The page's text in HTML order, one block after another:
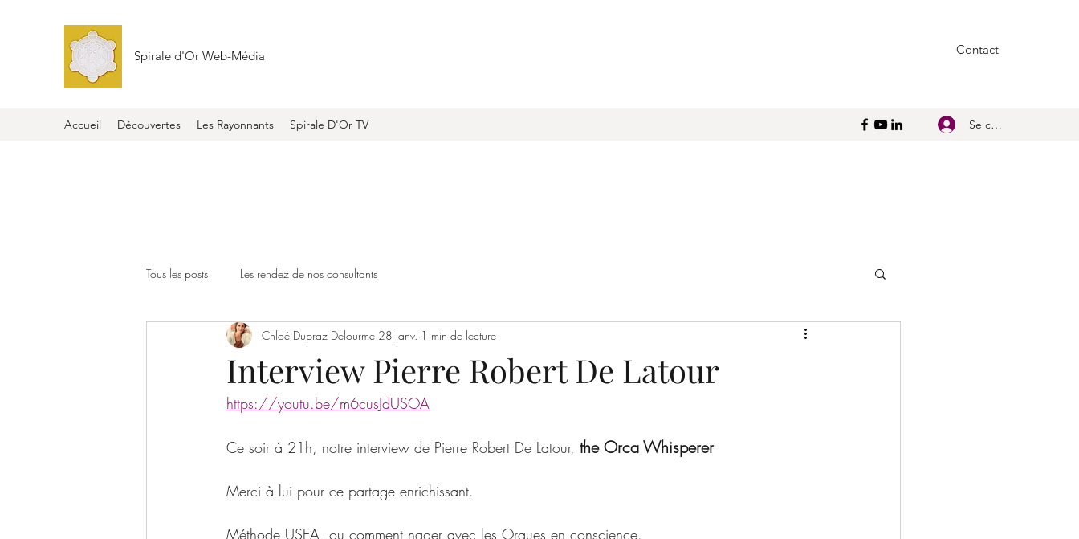
Spirale d'Or Web-Média Contact
Accueil Découvertes Les Rayonnants Spirale D'Or TV Se connecter
Tous les posts Les rendez de nos consultants
Interview Pierre Robert De Latour
Chloé Dupraz Delourme 28 janv. 1 min de lecture
https://youtu.be/m6cusJdUSOA
Ce soir à 21h, notre interview de Pierre Robert De Latour, the Orca Whisperer
Merci à lui pour ce partage enrichissant.
Méthode USEA, ou comment nager avec les Orques en conscience.